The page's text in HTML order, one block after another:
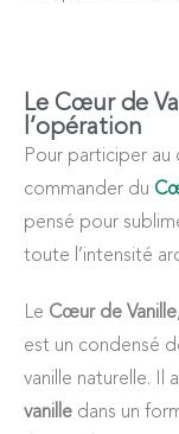
Le Cœur de
l’opération
Pour participer au
commander du
pensé pour
toute l’intensité
Le Cœur de Vanille
est un condensé
vanille naturelle. Il
vanille dans un